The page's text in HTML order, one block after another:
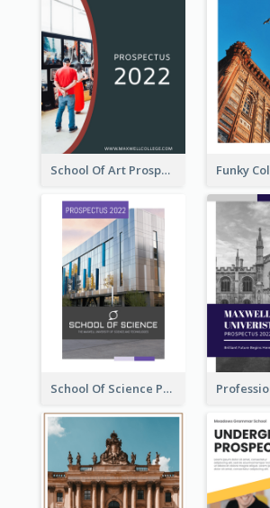
School Of Art Prospectus
School Of Science Prospectus